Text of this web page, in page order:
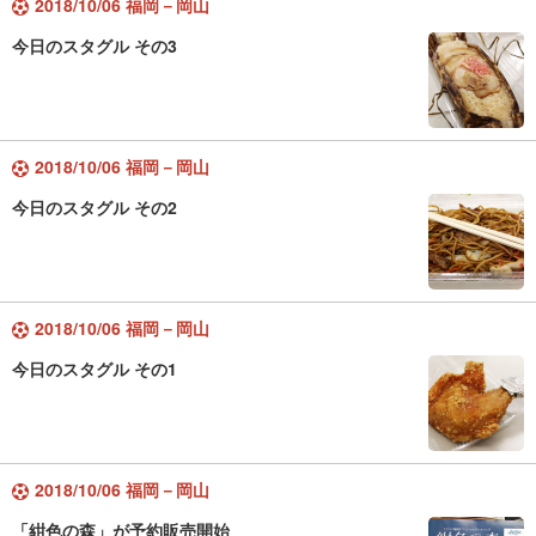
2018/10/06 福岡－岡山
今日のスタグル その3
2018/10/06 福岡－岡山
今日のスタグル その2
2018/10/06 福岡－岡山
今日のスタグル その1
2018/10/06 福岡－岡山
「紺色の森」が予約販売開始